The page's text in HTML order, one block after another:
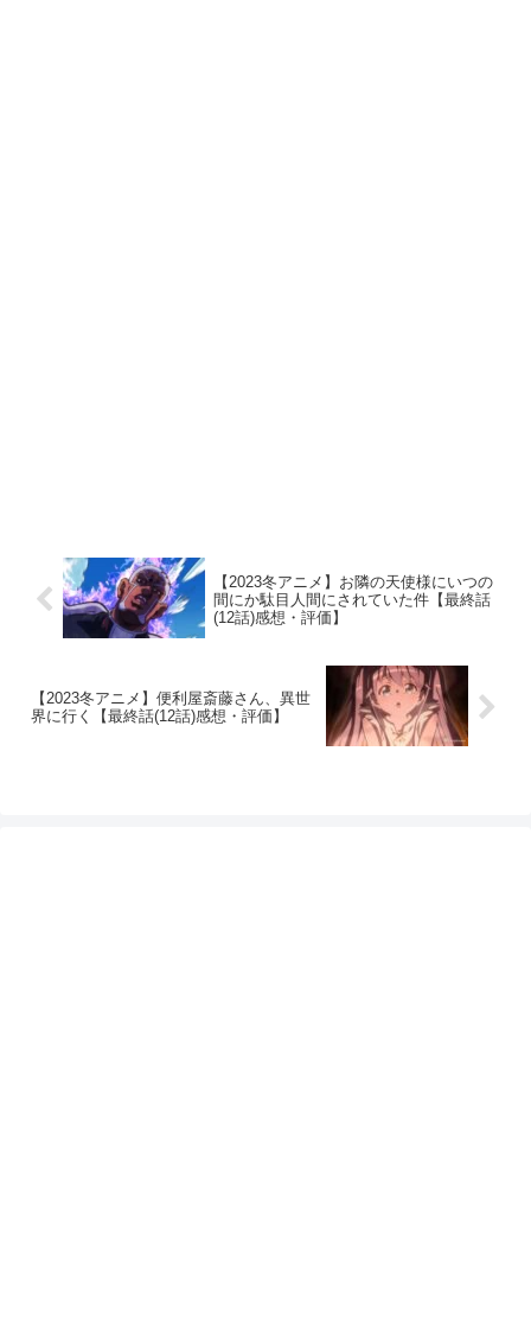
【2023冬アニメ】お隣の天使様にいつの
間にか駄目人間にされていた件【最終話
(12話)感想・評価】
【2023冬アニメ】便利屋斎藤さん、異世
界に行く【最終話(12話)感想・評価】